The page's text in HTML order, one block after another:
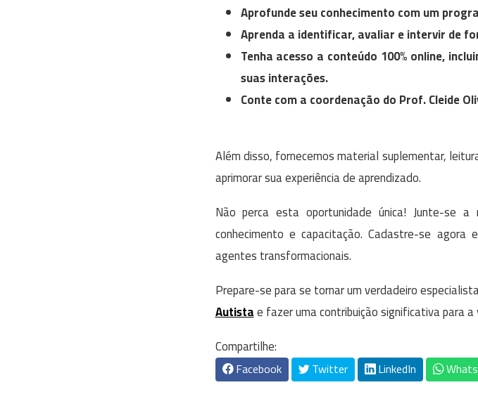
Aprofunde seu conhecimento com um
Aprenda a identificar, avaliar e intervir de
Tenha acesso a conteúdo 100% online,
suas interações.
Conte com a coordenação do Prof. Cleide
Além disso, fornecemos material suplementar,
aprimorar sua experiência de aprendizado.
Não perca esta oportunidade única! Junte-se
conhecimento e capacitação. Cadastre-se
agentes transformacionais.
Prepare-se para se tornar um verdadeiro
Autistae fazer uma contribuição significativa para
Compartilhe:
Facebook Twitter LinkedIn